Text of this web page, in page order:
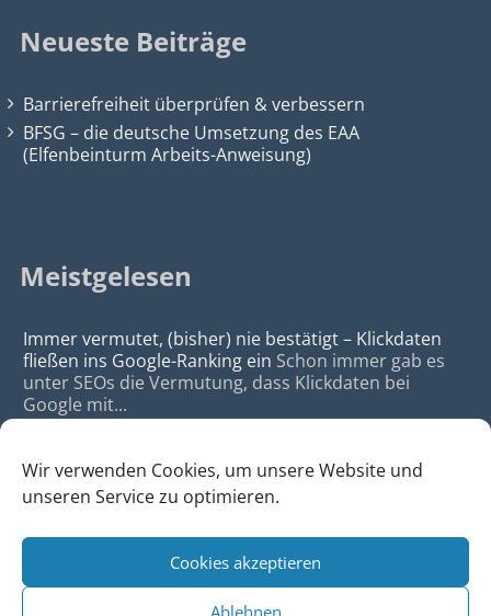
Wir verwenden Cookies, um unsere Website und
unseren Service zu optimieren.
Cookies akzeptieren
Ablehnen
Neueste Beiträge
Barrierefreiheit überprüfen & verbessern
BFSG – die deutsche Umsetzung des EAA
(Elfenbeinturm Arbeits-Anweisung)
Meistgelesen
Immer vermutet, (bisher) nie bestätigt – Klickdaten
fließen ins Google-Ranking ein Schon immer gab es
unter SEOs die Vermutung, dass Klickdaten bei
Google mit...
da Agency - Webagentur für Webdesign & SEO, Köln